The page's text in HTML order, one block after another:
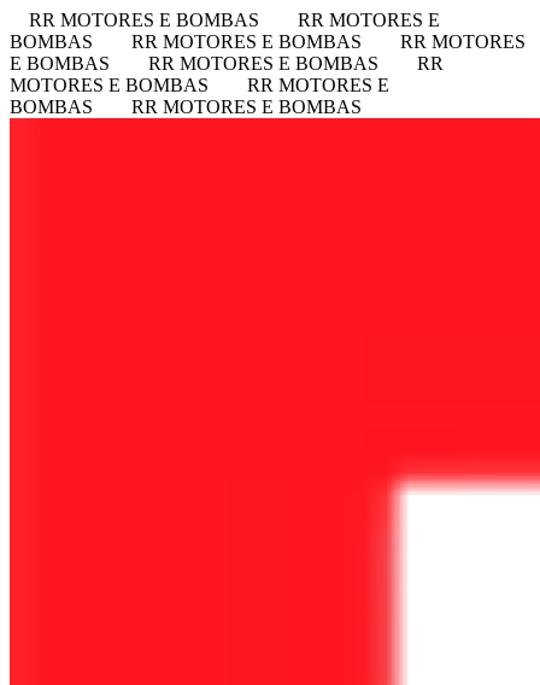
RR MOTORES E BOMBAS
RR MOTORES E
BOMBAS
RR MOTORES E BOMBAS
RR MOTORES
E BOMBAS
RR MOTORES E BOMBAS
RR
MOTORES E BOMBAS
RR MOTORES E
BOMBAS
RR MOTORES E BOMBAS